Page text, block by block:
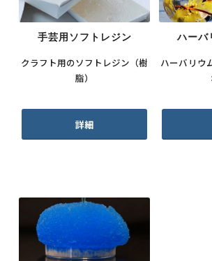
手芸用ソフトレジン
クラフト用のソフトレジン（樹
脂）
詳細
ハーバ
ハーバリウ